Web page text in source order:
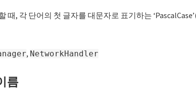
때, 각 단어의 첫 글자를 대문자로 표기하는
, NetworkHandler
름